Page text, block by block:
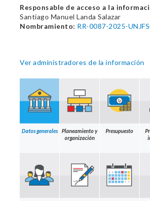
Responsable de acceso a la
Santiago Manuel Landa Salazar
Nombramiento: RR-0087-2025-
Ver administradores de la información
Datos generales
Planeamiento y
organización
Presupuesto